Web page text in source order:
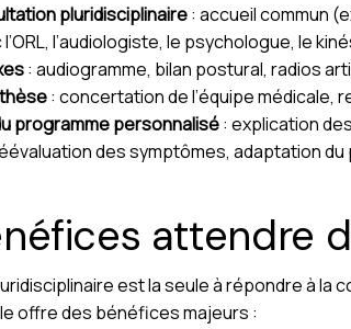
pluridisciplinaire: accueil commun
l’audiologiste, le psychologue, le
: audiogramme, bilan postural, radios
: concertation de l’équipe médicale,
programme personnalisé: explication
des symptômes, adaptation
attendre
est la seule à répondre à la
offre des bénéfices majeurs :